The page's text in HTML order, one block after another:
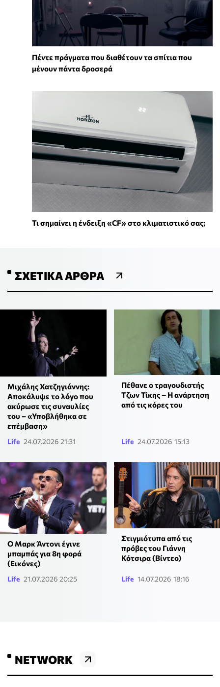
Πέντε πράγματα που διαθέτουν τα σπίτια που
μένουν πάντα δροσερά
Τι σημαίνει η ένδειξη «CF» στο κλιματιστικό σας;
ΣΧΕΤΙΚΆ ΆΡΘΡΑ
Μιχάλης Χατζηγιάννης:
Αποκάλυψε το λόγο που
ακύρωσε τις συναυλίες
του – «Υποβλήθηκα σε
επέμβαση»
Life 24.07.2026 21:31
Πέθανε ο τραγουδιστής
Τζων Τίκης – Η ανάρτηση
από τις κόρες του
Life 24.07.2026 15:13
Ο Μαρκ Άντονι έγινε
μπαμπάς για 8η φορά
(Εικόνες)
Life 21.07.2026 20:25
Στιγμιότυπα από τις
πρόβες του Γιάννη
Κότσιρα (Βίντεο)
Life 14.07.2026 18:16
NETWORK